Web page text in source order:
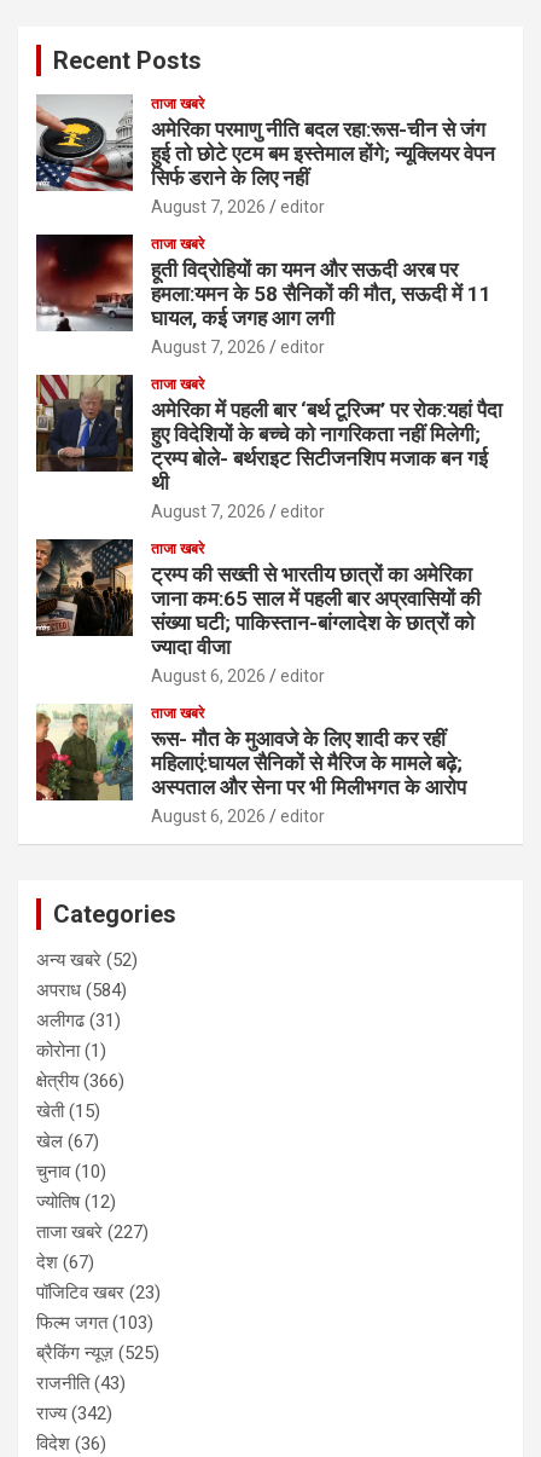
Recent Posts
ताजा खबरे
अमेरिका परमाणु नीति बदल रहा:रूस-चीन से जंग
हुई तो छोटे एटम बम इस्तेमाल होंगे; न्यूक्लियर वेपन
सिर्फ डराने के लिए नहीं
August 7, 2026 editor
ताजा खबरे
हूती विद्रोहियों का यमन और सऊदी अरब पर
हमला:यमन के 58 सैनिकों की मौत, सऊदी में 11
घायल, कई जगह आग लगी
August 7, 2026 editor
ताजा खबरे
अमेरिका में पहली बार ‘बर्थ टूरिज्म’ पर रोक:यहां पैदा
हुए विदेशियों के बच्चे को नागरिकता नहीं मिलेगी;
ट्रम्प बोले- बर्थराइट सिटीजनशिप मजाक बन गई
थी
August 7, 2026 editor
ताजा खबरे
ट्रम्प की सख्ती से भारतीय छात्रों का अमेरिका
जाना कम:65 साल में पहली बार अप्रवासियों की
संख्या घटी; पाकिस्तान-बांग्लादेश के छात्रों को
ज्यादा वीजा
August 6, 2026 editor
ताजा खबरे
रूस- मौत के मुआवजे के लिए शादी कर रहीं
महिलाएं:घायल सैनिकों से मैरिज के मामले बढ़े;
अस्पताल और सेना पर भी मिलीभगत के आरोप
August 6, 2026 editor
Categories
अन्य खबरे (52)
अपराध (584)
अलीगढ(31)
कोरोना(1)
क्षेत्रीय(366)
खेती(15)
खेल (67)
चुनाव(10)
ज्योतिष(12)
ताजा खबरे (227)
देश (67)
पॉजिटिव खबर (23)
फिल्म जगत(103)
ब्रैकिंग न्यूज़ (525)
राजनीति(43)
राज्य(342)
विदेश (36)